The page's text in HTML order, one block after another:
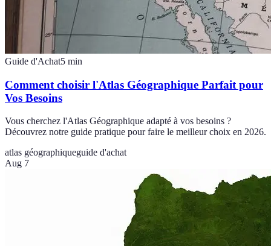
Guide d'Achat5 min
Comment choisir l'Atlas Géographique Parfait pour
Vos Besoins
Vous cherchez l'Atlas Géographique adapté à vos besoins ?
Découvrez notre guide pratique pour faire le meilleur choix en 2026.
atlas géographiqueguide d'achat
Aug 7